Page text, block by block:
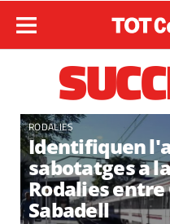
RODALIES
Identifiquen
sabotatges a
Rodalies
Sabadell